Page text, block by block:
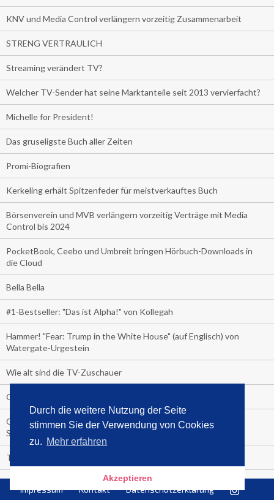
Durch die weitere Nutzung der Seite
stimmen Sie der Verwendung von Cookies
zu. Mehr erfahren
Akzeptieren
KNV und Media Control verlängern vorzeitig Zusammenarbeit
STRENG VERTRAULICH
Streaming verändert TV?
Welcher TV-Sender hat seine Marktanteile seit 2013 vervierfacht?
Michelle for President!
Das gruseligste Buch aller Zeiten
Promi-Biografien
Kerkeling erhält Spitzenfeder für meistverkauftes Buch
Börsenverein und MVB verlängern vorzeitig Verträge mit Media
Control bis 2024
PocketBook, Ceebo und Umbreit bringen Hörbuch-Downloads in
die Cloud
Bella Bella
#1-Bestseller: "Das ist Alpha!" von Kollegah
Hammer! "Fear: Trump in the White House" (auf Englisch) von
Watergate-Urgestein
Wie alt sind die TV-Zuschauer
Geisterfahrer auf Überholspur
Gegen Einsamkeit: Single-Haushalte schauen täglich fast 6
Stunden TV
TV-Quote:
Italienisches Kochbuch schießt auf Nummer 1 in Deutschland,
Österreich und Schweiz
Impressum Kontakt Datenschutzerklärung